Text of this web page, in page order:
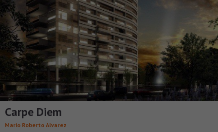
Carpe Diem
Mario Roberto Alvarez